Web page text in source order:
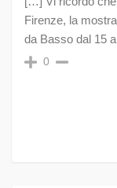
Firenze, la
da Basso dal 15
0